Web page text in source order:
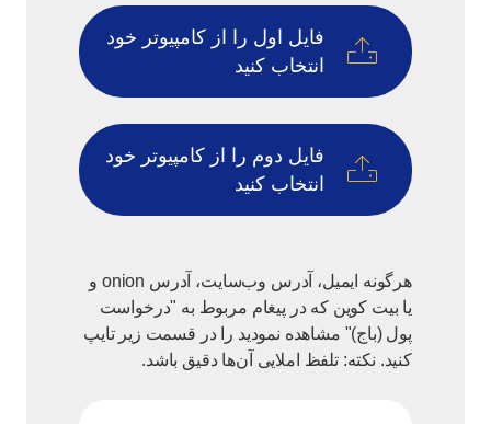
فایل اول را از کامپیوتر خود
انتخاب کنید
فایل دوم را از کامپیوتر خود
انتخاب کنید
هرگونه ایمیل، آدرس وب‌سایت، آدرس onion و
یا بیت کوین که در پیغام مربوط به "درخواست
پول (باج)" مشاهده نمودید را در قسمت زیر تایپ
کنید. نکته: تلفظ املایی آن‌ها دقیق باشد.